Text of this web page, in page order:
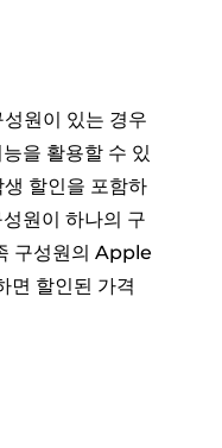
원이 있는 경우
을 활용할 수 있
할인을 포함하
원이 하나의 구
구성원의 Apple
할인된 가격